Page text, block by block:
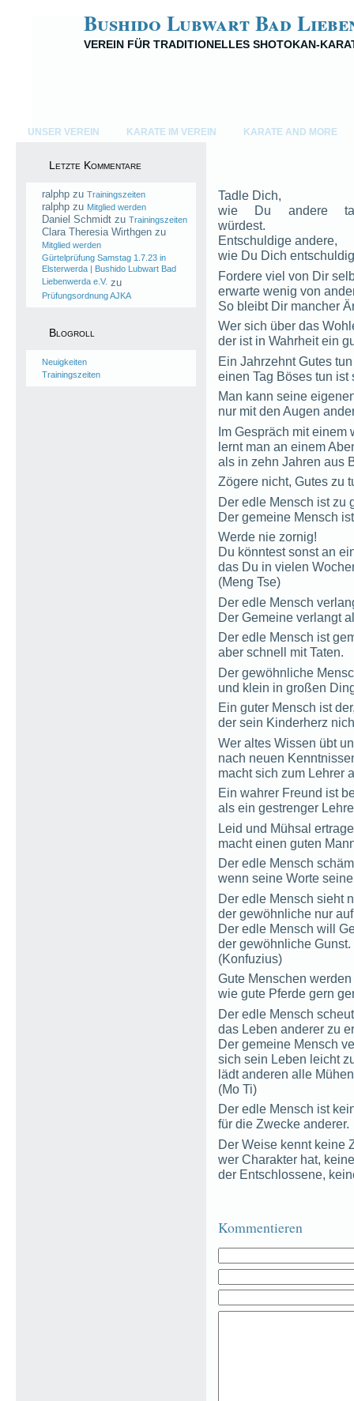
Bushido Lubwart Bad
VEREIN FÜR TRADITIONELLES SHOTOKAN-
UNSER VEREIN KARATE IM VEREIN KARATE AND MORE
Letzte Kommentare
ralphp zu Trainingszeiten
ralphp zu Mitglied werden
Daniel Schmidt zu Trainingszeiten
Clara Theresia Wirthgen zu
Mitglied werden
Gürtelprüfung Samstag 1.7.23 in
Elsterwerda | Bushido Lubwart Bad
Liebenwerda e.V. zu
Prüfungsordnung AJKA
Blogroll
Neuigkeiten
Trainingszeiten
Tadle Dich,
wie Du andere
würdest.
Entschuldige andere,
wie Du Dich
Fordere viel von Dir
erwarte wenig von
So bleibt Dir mancher
Wer sich über das
der ist in Wahrheit ein
Ein Jahrzehnt Gutes
einen Tag Böses tun ist
Man kann seine
nur mit den Augen
Im Gespräch mit einem
lernt man an einem
als in zehn Jahren aus
Zögere nicht, Gutes zu
Der edle Mensch ist zu
Der gemeine Mensch
Werde nie zornig!
Du könntest sonst an
das Du in vielen
(Meng Tse)
Der edle Mensch
Der Gemeine verlangt
Der edle Mensch ist
aber schnell mit Taten.
Der gewöhnliche
und klein in großen
Ein guter Mensch ist
der sein Kinderherz
Wer altes Wissen übt
nach neuen
macht sich zum Lehrer
Ein wahrer Freund ist
als ein gestrenger
Leid und Mühsal
macht einen guten
Der edle Mensch
wenn seine Worte
Der edle Mensch sieht
der gewöhnliche nur
Der edle Mensch will
der gewöhnliche Gunst.
(Konfuzius)
Gute Menschen
wie gute Pferde gern
Der edle Mensch
das Leben anderer zu
Der gemeine Mensch
sich sein Leben leicht
lädt anderen alle
(Mo Ti)
Der edle Mensch ist
für die Zwecke anderer.
Der Weise kennt keine
wer Charakter hat,
der Entschlossene,
Kommentieren